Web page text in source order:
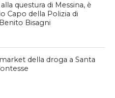
questura di Messina, è
Capo della Polizia di
Bisagni
della droga a Santa